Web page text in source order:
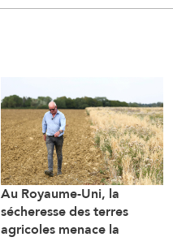
Au Royaume-Uni, la
sécheresse des terres
agricoles menace la